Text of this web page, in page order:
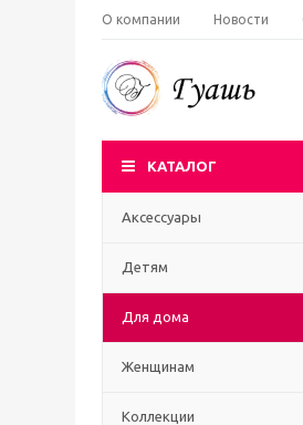
О компании Новости
КАТАЛОГ
Аксессуары
Детям
Для дома
Женщинам
Коллекции